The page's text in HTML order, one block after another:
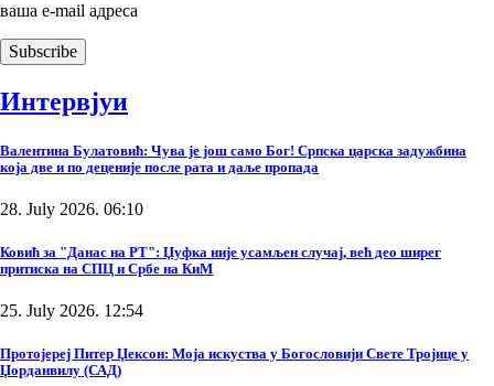
ваша е-mail адреса
Интервјуи
Валентина Булатовић: Чува је још само Бог! Српска царска задужбина
која две и по деценије после рата и даље пропада
28. July 2026. 06:10
Ковић за "Данас на РТ": Џуфка није усамљен случај, већ део ширег
притиска на СПЦ и Србе на КиМ
25. July 2026. 12:54
Протојереј Питер Џексон: Моја искуства у Богословији Свете Тројице у
Џорданвилу (САД)